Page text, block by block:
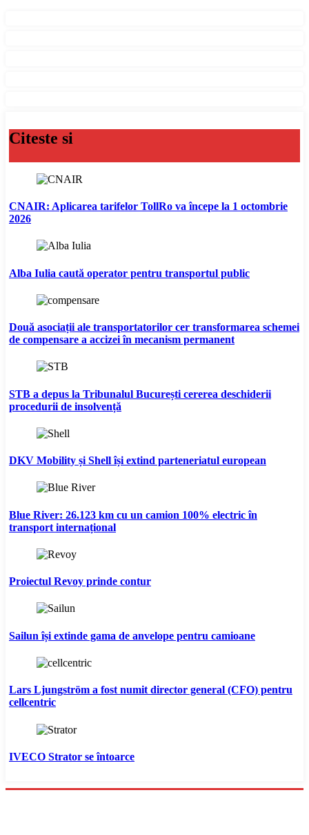
Citeste si
CNAIR: Aplicarea tarifelor TollRo va începe la 1 octombrie
2026
Alba Iulia caută operator pentru transportul public
Două asociații ale transportatorilor cer transformarea schemei
de compensare a accizei în mecanism permanent
STB a depus la Tribunalul București cererea deschiderii
procedurii de insolvență
DKV Mobility și Shell își extind parteneriatul european
Blue River: 26.123 km cu un camion 100% electric în
transport internațional
Proiectul Revoy prinde contur
Sailun își extinde gama de anvelope pentru camioane
Lars Ljungström a fost numit director general (CFO) pentru
cellcentric
IVECO Strator se întoarce